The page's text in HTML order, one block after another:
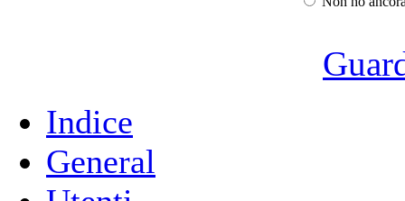
Indice
General